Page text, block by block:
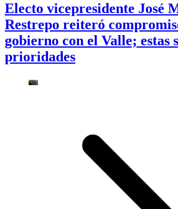
Electo vicepresidente José
Restrepo reiteró
gobierno con el Valle; estas
prioridades